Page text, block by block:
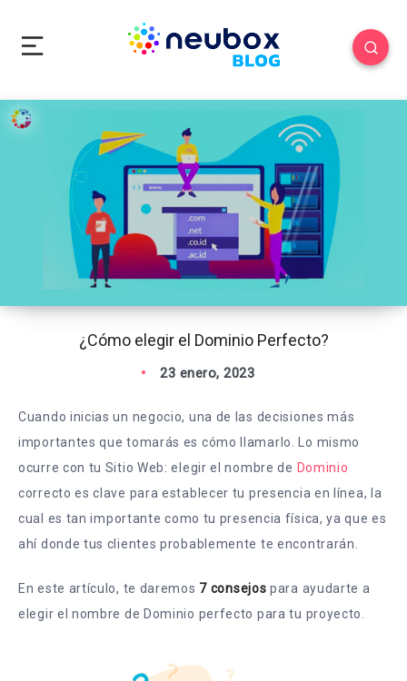
¿Cómo elegir el Dominio Perfecto?
23 enero, 2023
Cuando inicias un negocio, una de las decisiones más
importantes que tomarás es cómo llamarlo. Lo mismo
ocurre con tu Sitio Web: elegir el nombre de Dominio
correcto es clave para establecer tu presencia en línea, la
cual
es tan importante como tu presencia física, ya que es
ahí donde tus clientes probablemente te encontrarán.
En este artículo, te daremos 7 consejos para ayudarte a
elegir el nombre de Dominio perfecto para tu proyecto.